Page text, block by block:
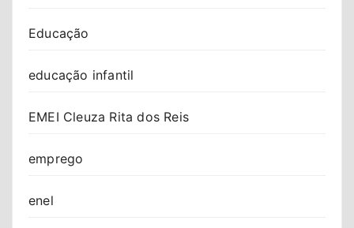
Educação
educação infantil
EMEI Cleuza Rita dos Reis
emprego
enel